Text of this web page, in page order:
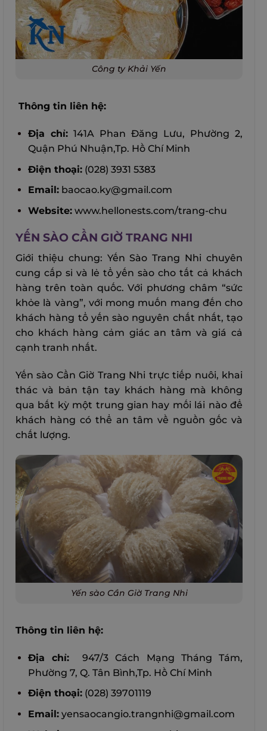
Công ty Khải Yến
Thông tin liên hệ:
Địa chỉ:141A Phan Đăng Lưu, Phường 2,
Quận Phú Nhuận,Tp. Hồ Chí Minh
Điện thoại:(028) 3931 5383
Email: baocao.ky@gmail.com
Website:www.hellonests.com/trang-chu
YẾN SÀO CẦN GIỜ TRANG NHI
Giới thiệu chung: Yến Sào Trang Nhi chuyên
cung cấp sỉ và lẻ tổ yến sào cho tất cả khách
hàng trên toàn quốc. Với phương châm “sức
khỏe là vàng”, với mong muốn mang đến cho
khách hàng tổ yến sào nguyên chất nhất, tạo
cho khách hàng cảm giác an tâm và giá cả
cạnh tranh nhất.
Yến sào Cần Giờ Trang Nhi trực tiếp nuôi, khai
thác và bản tận tay khách hàng mà không
qua bất kỳ một trung gian hay mối lái nào để
khách hàng có thể an tâm về nguồn gốc và
chất lượng.
Yến sào Cần Giờ Trang Nhi
Thông tin liên hệ:
Địa chỉ:947/3 Cách Mạng Tháng Tám,
Phường 7, Q. Tân Bình,Tp. Hồ Chí Minh
Điện thoại:(028) 39701119
Email: yensaocangio.trangnhi@gmail.com